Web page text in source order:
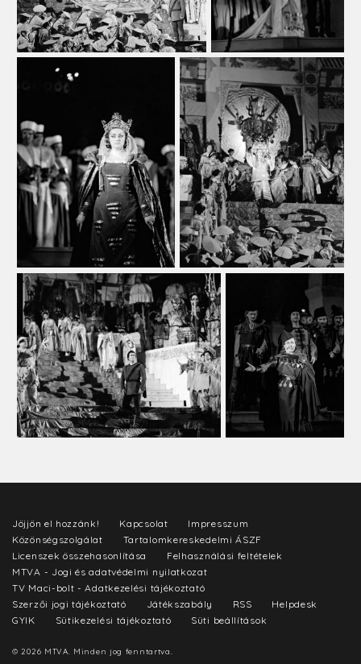
Jöjjön el hozzánk! Kapcsolat
Impresszum
Közönségszolgálat
Tartalomkereskedelmi ÁSZF
Licenszek összehasonlítása
Felhasználási feltételek
MTVA - Jogi és adatvédelmi nyilatkozat
TV Maci-bolt - Adatkezelési tájékoztató
Szerzői jogi tájékoztató
Játékszabály RSS
Helpdesk
GYIK
Sütikezelési tájékoztató Süti beállítások
© 2026 MTVA. Minden jog fenntartva.